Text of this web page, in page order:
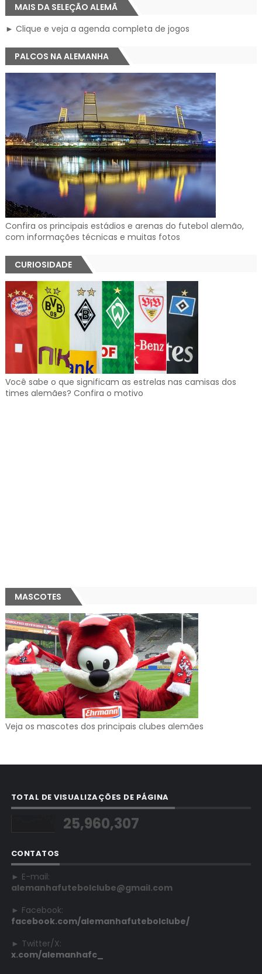
MAIS DA SELEÇÃO ALEMÃ
► Clique e veja a agenda completa de jogos
PALCOS NA ALEMANHA
Confira os principais estádios e arenas do futebol alemão,
com informações técnicas e muitas fotos
CURIOSIDADE
Você sabe o que significam as estrelas nas camisas dos
times alemães? Confira o motivo
MASCOTES
Veja os mascotes dos principais clubes alemães
TOTAL DE VISUALIZAÇÕES DE PÁGINA
25,960,307
CONTATOS
► E-mail:
alemanhafutebolclube@gmail.com
► Facebook:
facebook.com/alemanhafutebolclube/
► Twitter/X:
x.com/alemanhafc_